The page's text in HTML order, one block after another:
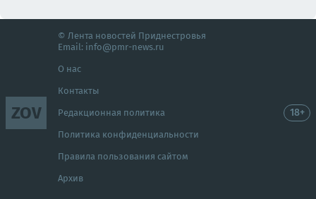
ZOV
© Лента новостей Приднестровья
Email: info@pmr-news.ru
О нас
Контакты
Редакционная политика
Политика конфиденциальности
Правила пользования сайтом
Архив
18+